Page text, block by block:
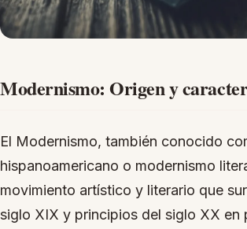
Modernismo: Origen y
El Modernismo, también conocido
hispanoamericano o modernismo
movimiento artístico y literario que
siglo XIX y principios del siglo XX en